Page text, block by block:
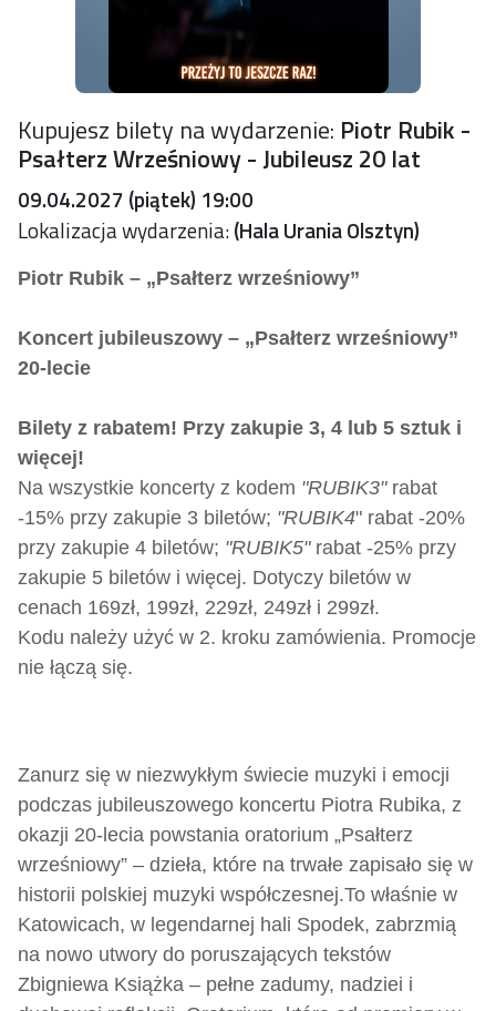
Kupujesz bilety na wydarzenie: Piotr Rubik -
Psałterz Wrześniowy - Jubileusz 20 lat
09.04.2027 (piątek) 19:00
Lokalizacja wydarzenia:(Hala Urania Olsztyn)
Piotr Rubik – „Psałterz wrześniowy”
Koncert jubileuszowy – „Psałterz wrześniowy”
20-lecie
Bilety z rabatem! Przy zakupie 3, 4 lub 5 sztuk i
więcej!
Na wszystkie koncerty z kodem "RUBIK3"rabat
-15% przy zakupie 3 biletów; "RUBIK4" rabat -20%
przy zakupie 4 biletów; "RUBIK5"rabat -25% przy
zakupie 5 biletów i więcej. Dotyczy biletów w
cenach 169zł, 199zł, 229zł, 249zł i 299zł.
Kodu należy użyć w 2. kroku zamówienia. Promocje
nie łączą się.
Zanurz się w niezwykłym świecie muzyki i emocji
podczas jubileuszowego koncertu Piotra Rubika, z
okazji 20-lecia powstania oratorium „Psałterz
wrześniowy” – dzieła, które na trwałe zapisało się w
historii polskiej muzyki współczesnej.To właśnie w
Katowicach, w legendarnej hali Spodek, zabrzmią
na nowo utwory do poruszających tekstów
Zbigniewa Książka – pełne zadumy, nadziei i